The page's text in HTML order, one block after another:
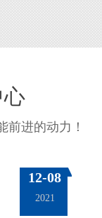
心
前进的动力！
12-08
2021